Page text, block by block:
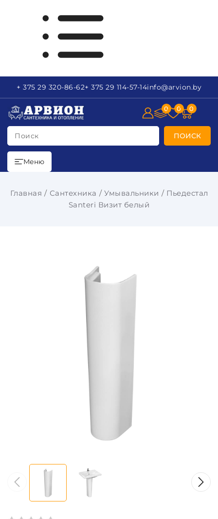
+ 375 29 320-86-62+ 375 29 114-57-14info@arvion.by
Поиск ПОИСК
0 0 0
Меню
Главная Сантехника Умывальники
Пьедестал
Santeri Визит белый